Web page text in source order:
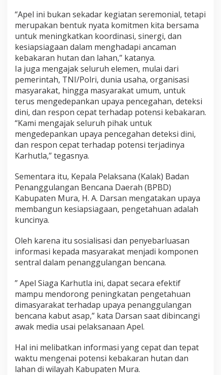
r
p
e
l
K
e
s
i
a
p
s
a
g
a
K
a
r
h
u
2
0
2
“Apel ini bukan sekadar kegiatan seremonial, tetapi
merupakan bentuk nyata komitmen kita bersama
untuk meningkatkan koordinasi, sinergi, dan
kesiapsiagaan dalam menghadapi ancaman
kebakaran hutan dan lahan,” katanya.
Ia juga mengajak seluruh elemen, mulai dari
pemerintah, TNI/Polri, dunia usaha, organisasi
masyarakat, hingga masyarakat umum, untuk
terus mengedepankan upaya pencegahan, deteksi
dini, dan respon cepat terhadap potensi kebakaran.
“Kami mengajak seluruh pihak untuk
mengedepankan upaya pencegahan deteksi dini,
dan respon cepat terhadap potensi terjadinya
Karhutla,” tegasnya.
Sementara itu, Kepala Pelaksana (Kalak) Badan
Penanggulangan Bencana Daerah (BPBD)
Kabupaten Mura, H. A. Darsan mengatakan upaya
membangun kesiapsiagaan, pengetahuan adalah
kuncinya.
Oleh karena itu sosialisasi dan penyebarluasan
informasi kepada masyarakat menjadi komponen
sentral dalam penanggulangan bencana.
” Apel Siaga Karhutla ini, dapat secara efektif
mampu mendorong peningkatan pengetahuan
dimasyarakat terhadap upaya penanggulangan
bencana kabut asap,” kata Darsan saat dibincangi
awak media usai pelaksanaan Apel.
Hal ini melibatkan informasi yang cepat dan tepat
waktu mengenai potensi kebakaran hutan dan
lahan di wilayah Kabupaten Mura.